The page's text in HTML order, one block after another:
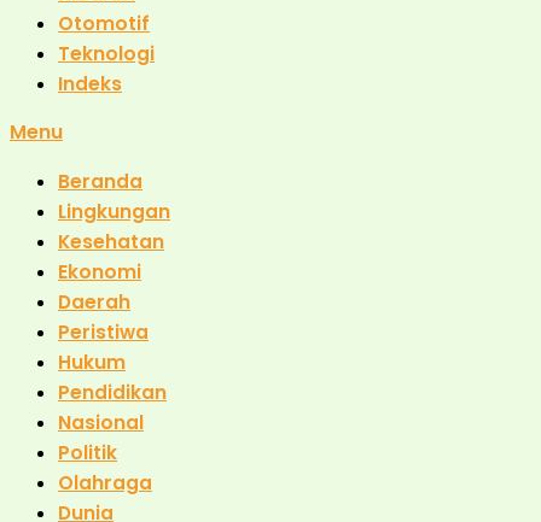
Otomotif
Teknologi
Indeks
Menu
Beranda
Lingkungan
Kesehatan
Ekonomi
Daerah
Peristiwa
Hukum
Pendidikan
Nasional
Politik
Olahraga
Dunia